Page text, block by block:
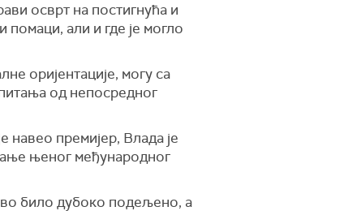
осврт на постигнућа и
али и где је могло
оријентације, могу са
од непосредног
навео премијер, Влада је
њеног међународног
било дубоко подељено, а